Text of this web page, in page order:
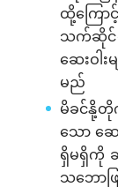
ထို့ကြော
သက်ဆိုင်
ဆေးဝါ
မည်
မိခင်နို့
သော ဆ
ရှိမရှိကို
သဘောဖ